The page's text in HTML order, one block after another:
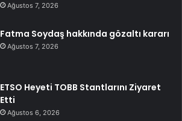
Ağustos 7, 2026
Fatma Soydaş hakkında gözaltı kararı
Ağustos 7, 2026
ETSO Heyeti TOBB Stantlarını Ziyaret
Etti
Ağustos 6, 2026